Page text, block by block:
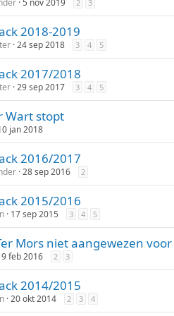
5 nov 2019 2 3
2018-2019
24 sep 2018 3 4 5
2017/2018
29 sep 2017 3 4 5
Wart stopt
jan 2018
2016/2017
28 sep 2016 2
2015/2016
17 sep 2015 3 4 5
Mors niet aangewezen voor
feb 2016 2 3
2014/2015
20 okt 2014 2 3 4